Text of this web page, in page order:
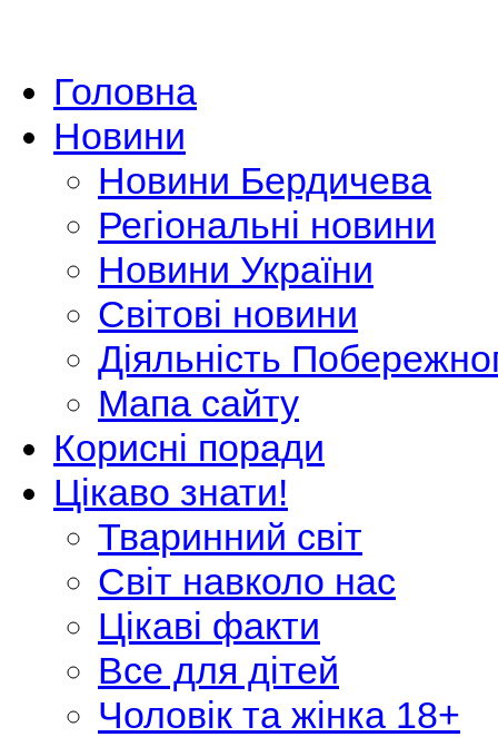
Головна
Новини
Новини Бердичева
Регіональні новини
Новини України
Світові новини
Діяльність
Мапа сайту
Корисні поради
Цікаво знати!
Тваринний світ
Світ навколо нас
Цікаві факти
Все для дітей
Чоловік та жінка 18+